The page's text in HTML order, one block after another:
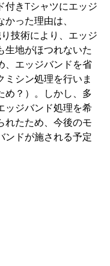
付きTシャツにエッジ
った理由は、
技術により、エッジ
生地がほつれないた
、エッジバンドを省
ミシン処理を行いま
め？）。しかし、多
ッジバンド処理を希
れたため、今後のモ
ンドが施される予定